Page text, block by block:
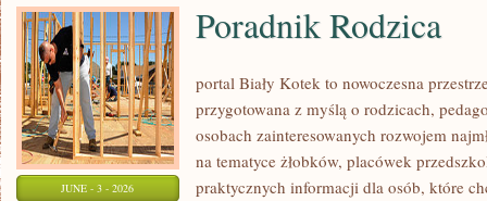
JUNE - 3 - 2026
Poradnik Rodzica
portal Biały Kotek to nowoczesna
przygotowana z myślą o rodzicach,
osobach zainteresowanych rozwojem
na tematyce żłobków, placówek
praktycznych informacji dla osób, które